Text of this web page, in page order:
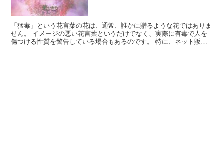
「猛毒」という花言葉の花は、通常、誰かに贈るような花ではありま
せん。 イメージの悪い花言葉というだけでなく、実際に有毒で人を
傷つける性質を警告している場合もあるのです。 特に、ネット販売